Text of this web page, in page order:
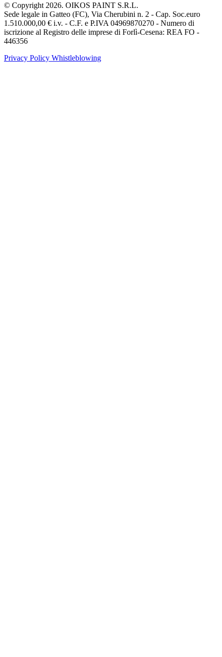
© Copyright 2026. OIKOS PAINT S.R.L.
Sede legale in Gatteo (FC), Via Cherubini n. 2 - Cap. Soc.euro
1.510.000,00 € i.v. - C.F. e P.IVA 04969870270 - Numero di
iscrizione al Registro delle imprese di Forlì-Cesena: REA FO -
446356
Privacy Policy Whistleblowing